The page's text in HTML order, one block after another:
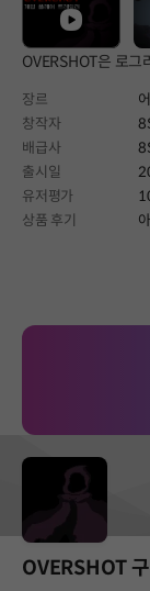
장르
창작자
배급사
출시일
유저평가
상품 후기
OVERSHOT